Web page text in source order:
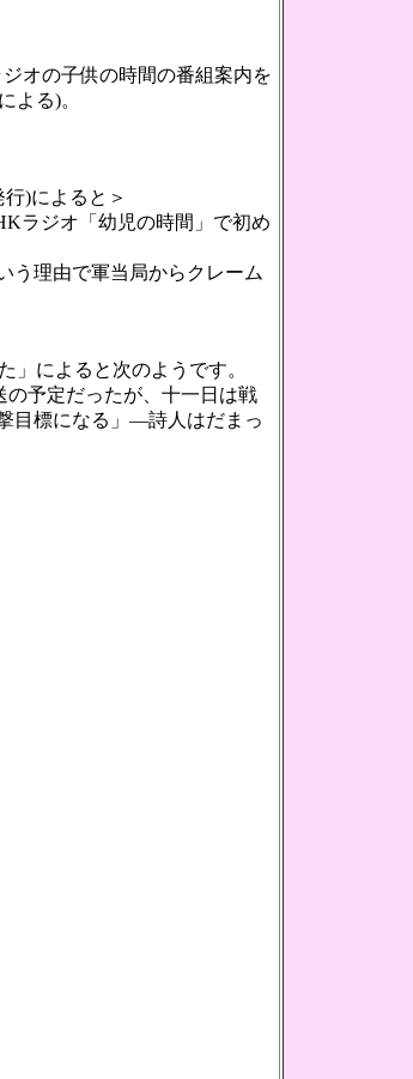
オの子供の時間の番組案内を
よる)。
)によると＞
ラジオ「幼児の時間」で初め
う理由で軍当局からクレーム
によると次のようです。
予定だったが、十一日は戦
目標になる」―詩人はだまっ